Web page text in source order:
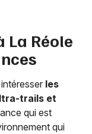
La Réole
les
trails et
qui est
qui